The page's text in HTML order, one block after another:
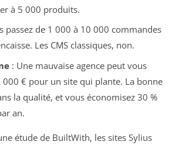
à 5 000 produits.
passez de 1 000 à 10 000 commandes
Les CMS classiques, non.
: Une mauvaise agence peut vous
€ pour un site qui plante. La bonne
la qualité, et vous économisez 30 %
an.
étude de BuiltWith, les sites Sylius